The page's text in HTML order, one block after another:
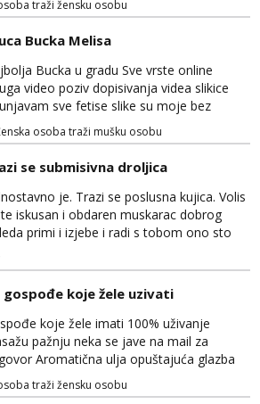
Idealno 25 godina max okvirno 40.
umisljene femy ko fol ljepotice me ne
Stop pederima i slicnima. Stop
i slicne gluposti. Javi se sa slikom i
o sebi na: naal_naal@yahoo...
traži žensku osobu
Bucka Melisa
Bucka u gradu Sve vrste online
video poziv dopisivanja videa slikice
sve fetise slike su moje bez
iznenađenja javiti se na wap:
osoba traži mušku osobu
se submisivna droljica
je. Trazi se poslusna kujica. Volis
iskusan i obdaren muskarac dobrog
primi i izjebe i radi s tobom ono sto
zeli raditi. Cura si van okvira,kinky i
Idealno 25 godina max okvirno 40.
umisljene femy ko fol ljepotice me ne
Stop pederima i slicnima. Stop
i slicne gluposti. Javi se sa slikom i
o sebi na: naal_naal@yaho...
gospođe koje žele uzivati
koje žele imati 100% uživanje
pažnju neka se jave na mail za
Aromatična ulja opuštajuća glazba
moja Kraljica i ispuni si želje za dobro
Vaš prostor
traži žensku osobu